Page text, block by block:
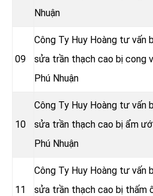
Nhuận
09
Công Ty Huy Hoàng tư vấn
sửa trần thạch cao bị cong
Phú Nhuận
10
Công Ty Huy Hoàng tư vấn
sửa trần thạch cao bị ẩm
Phú Nhuận
11
Công Ty Huy Hoàng tư vấn
sửa trần thạch cao bị thấm